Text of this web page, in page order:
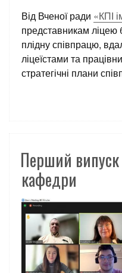
Від Вченої ради «КПІ
представникам ліцею
плідну співпрацю,
ліцеїстами та
стратегічні плани
Перший випуск
кафедри